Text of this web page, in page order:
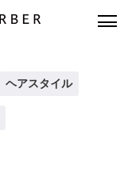
ヘアスタイル